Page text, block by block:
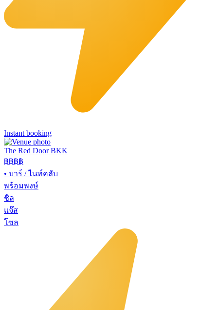
Instant booking
The Red Door BKK
฿฿฿฿
• บาร์ / ไนท์คลับ
พร้อมพงษ์
ชิล
แจ๊ส
โซล